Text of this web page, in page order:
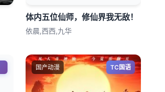
体内五位仙师，修仙界我无敌！
依晨,西西,九华
国产动漫 TC国语